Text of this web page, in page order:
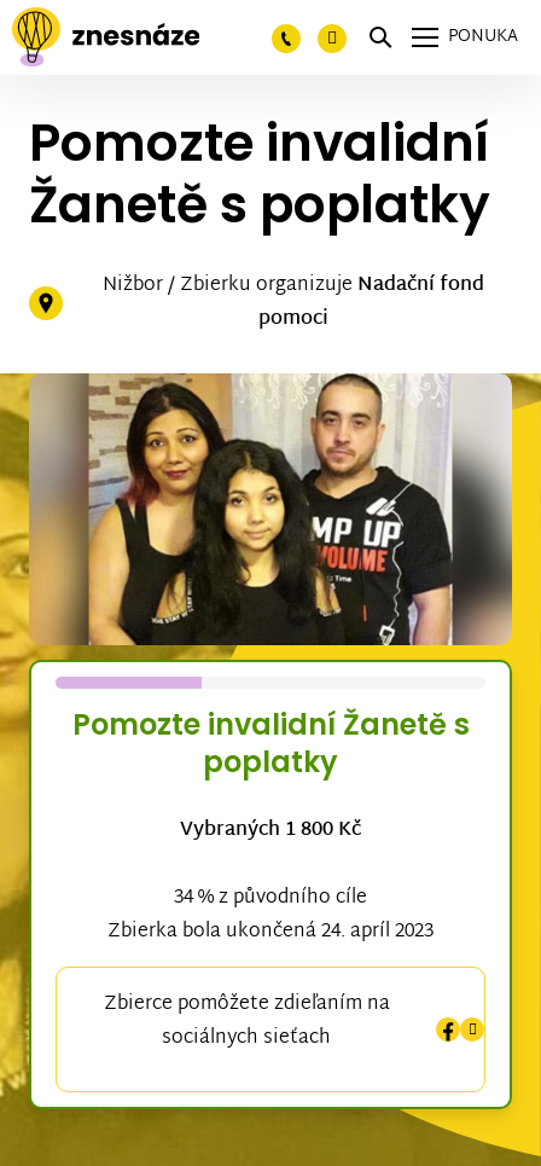
PONUKA
Pomozte invalidní
Žanetě s poplatky
Nižbor / Zbierku organizuje Nadační fond
pomoci
Pomozte invalidní Žanetě s
poplatky
Vybraných 1 800 Kč
34 % z původního cíle
Zbierka bola ukončená 24. apríl 2023
Zbierce pomôžete zdieľaním na
sociálnych sieťach